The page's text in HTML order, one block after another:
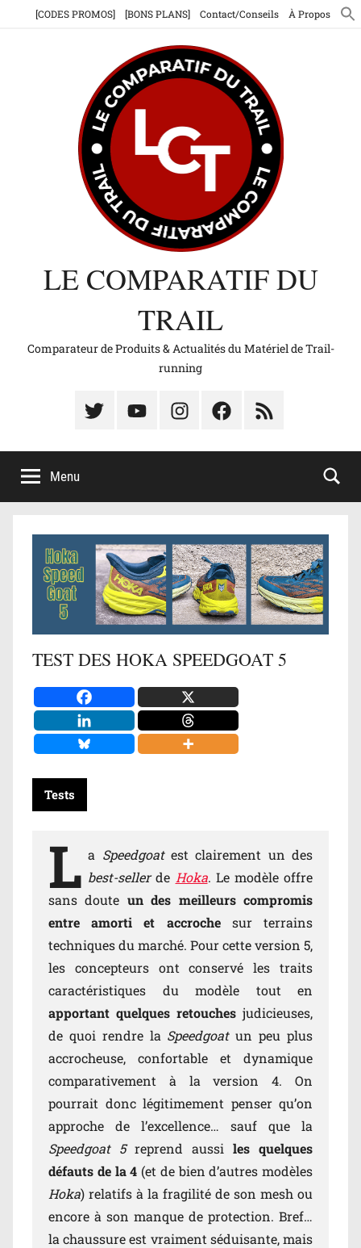
[CODES PROMOS] [BONS PLANS] Contact/Conseils À Propos
LE COMPARATIF DU
TRAIL
Comparateur de Produits & Actualités du Matériel de Trail-
running
Élément
menu
Élément
menu
Élément
menu
Élément
menu
Élément
menu
Menu
TEST DES HOKA SPEEDGOAT 5
Tests
L a Speedgoat est clairement un des
best-sellerde Hoka. Le modèle offre
sans doute un des meilleurs compromis
entre amorti et accrochesur terrains
techniques du marché. Pour cette version 5,
les concepteurs ont conservé les traits
caractéristiques du modèle tout en
apportant quelques retouches judicieuses,
de quoi rendre la Speedgoatun peu plus
accrocheuse, confortable et dynamique
comparativement à la version 4. On
pourrait donc légitimement penser qu’on
approche de l’excellence… sauf que la
Speedgoat 5reprend aussi les quelques
défauts de la 4 (et de bien d’autres modèles
Hoka) relatifs à la fragilité de son mesh ou
encore à son manque de protection. Bref…
la chaussure est vraiment séduisante, mais